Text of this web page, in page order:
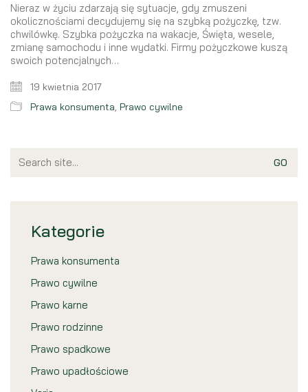
Nieraz w życiu zdarzają się sytuacje, gdy zmuszeni
okolicznościami decydujemy się na szybką pożyczkę, tzw.
chwilówkę. Szybka pożyczka na wakacje, Święta, wesele,
zmianę samochodu i inne wydatki. Firmy pożyczkowe kuszą
swoich potencjalnych…
19 kwietnia 2017
Prawa konsumenta, Prawo cywilne
for:
Kategorie
Prawa konsumenta
Prawo cywilne
Prawo karne
Prawo rodzinne
Prawo spadkowe
Prawo upadłościowe